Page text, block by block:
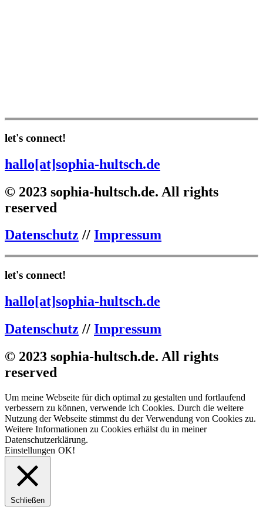
let's connect!
hallo[at]sophia-hultsch.de
© 2023 sophia-hultsch.de. All rights
reserved
Datenschutz // Impressum
let's connect!
hallo[at]sophia-hultsch.de
Datenschutz // Impressum
© 2023 sophia-hultsch.de. All rights
reserved
Um meine Webseite für dich optimal zu gestalten und fortlaufend
verbessern zu können, verwende ich Cookies. Durch die weitere
Nutzung der Webseite stimmst du der Verwendung von Cookies zu.
Weitere Informationen zu Cookies erhälst du in meiner
Datenschutzerklärung.
Einstellungen OK!
Schließen